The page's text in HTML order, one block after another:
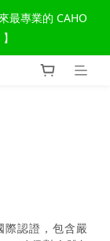
最專業的 CAHO
際認證，包含嚴